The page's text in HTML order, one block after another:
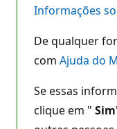
Informações
De qualquer
com Ajuda do
Se essas
clique em " Sim